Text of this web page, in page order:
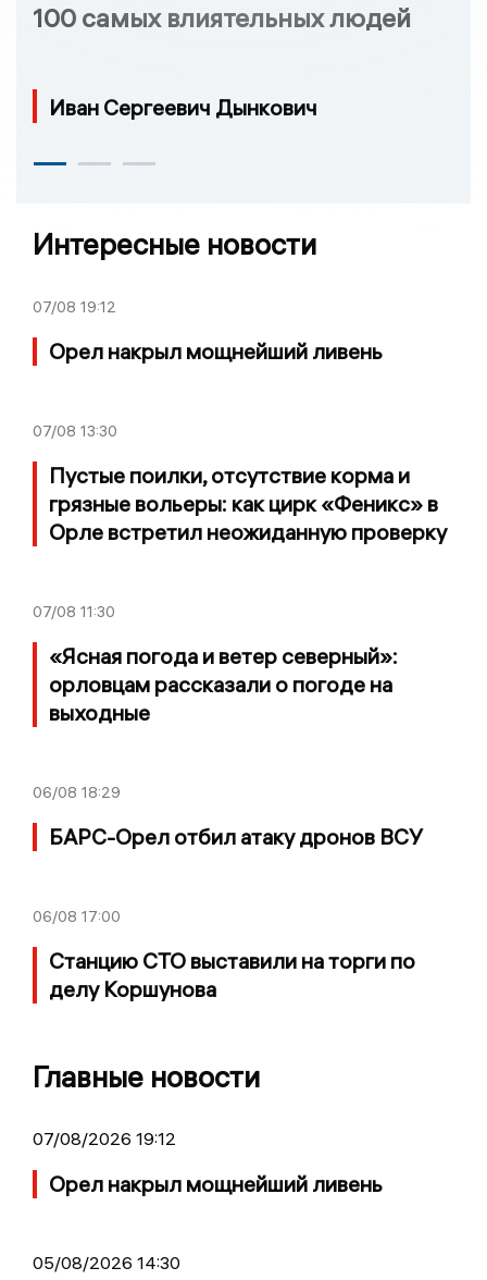
100 самых влиятельных людей
Иван Сергеевич Дынкович
Интересные новости
07/08 19:12
Орел накрыл мощнейший ливень
07/08 13:30
Пустые поилки, отсутствие корма и
грязные вольеры: как цирк «Феникс» в
Орле встретил неожиданную проверку
07/08 11:30
«Ясная погода и ветер северный»:
орловцам рассказали о погоде на
выходные
06/08 18:29
БАРС-Орел отбил атаку дронов ВСУ
06/08 17:00
Станцию СТО выставили на торги по
делу Коршунова
Главные новости
07/08/2026 19:12
Орел накрыл мощнейший ливень
05/08/2026 14:30